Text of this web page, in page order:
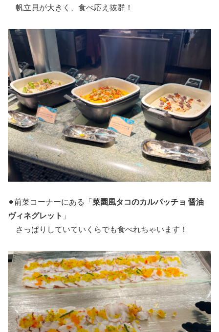
帆立貝が大きく、食べ応え抜群！
⚫︎前菜コーナーにある「 菜園風タコのカルパッチョ 醤油
ヴィネグレット 」
さっぱりしていていくらでも食べれちゃいます！